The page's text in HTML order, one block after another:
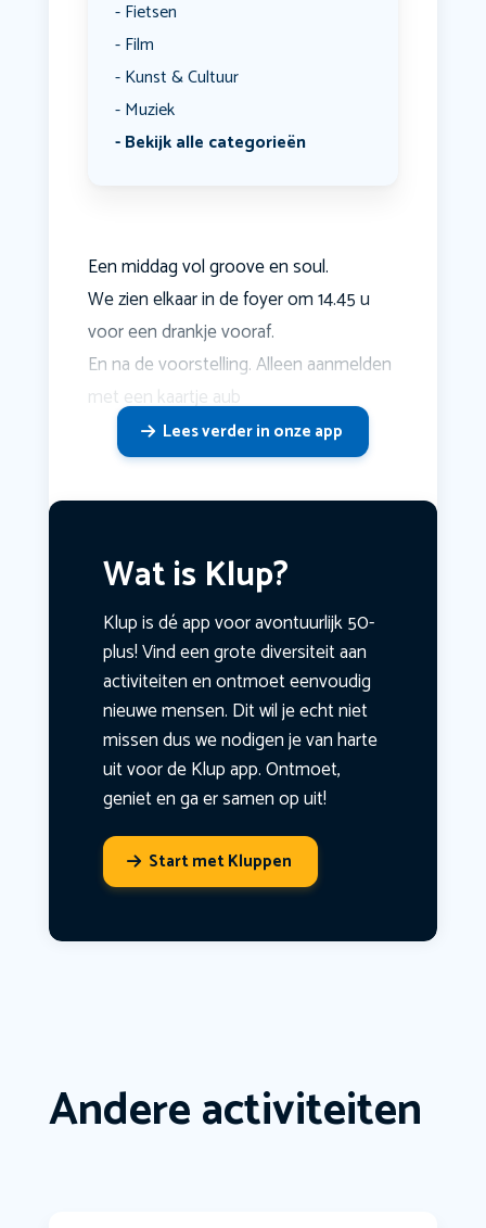
Fietsen
Film
Kunst & Cultuur
Muziek
Bekijk alle categorieën
Een middag vol groove en soul.
We zien elkaar in de foyer om 14.45 u
voor een drankje vooraf.
En na de voorstelling. Alleen aanmelden
met een kaartje aub
Lees verder in onze app
Wat is Klup?
Klup is dé app voor avontuurlijk 50-
plus! Vind een grote diversiteit aan
activiteiten en ontmoet eenvoudig
nieuwe mensen. Dit wil je echt niet
missen dus we nodigen je van harte
uit voor de Klup app. Ontmoet,
geniet en ga er samen op uit!
Start met Kluppen
Andere activiteiten